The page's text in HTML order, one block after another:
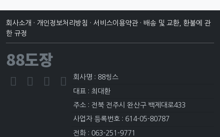
회사소개 · 개인정보처리방침 · 서비스이용약관 · 배송 및 교환, 환불에 관
한 규정
88도장
회사명 : 88씽스
대표 : 최대환
주소 : 전북 전주시 완산구 백제대로433
사업자 등록번호 : 614-05-80787
전화 : 063-251-9771